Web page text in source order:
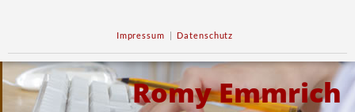
Impressum | Datenschutz
Romy Emmrich